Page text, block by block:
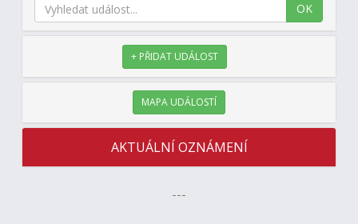
OK
+ PŘIDAT UDÁLOST
MAPA UDÁLOSTÍ
AKTUÁLNÍ OZNÁMENÍ
---